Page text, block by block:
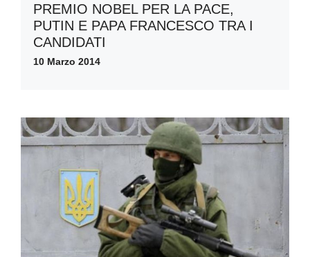
PREMIO NOBEL PER LA PACE,
PUTIN E PAPA FRANCESCO TRA I
CANDIDATI
10 Marzo 2014